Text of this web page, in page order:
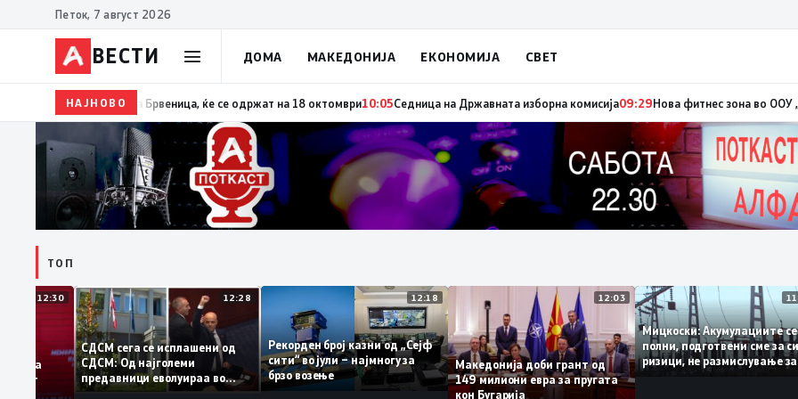
Петок, 7 август 2026
ВЕСТИ ДОМА МАКЕДОНИЈА ЕКОНОМИЈА СВЕТ
НАЈНОВО10:06Гаши ја потпиша одлуката за распишување предвремени избори за градоначалник на Брвеница, ќе се одржат на 18
ТОП
12:30
на
12:28
СДСМ сега се исплашени од
СДСМ: Од најголеми
предавници еволуираа во
најголеми патриоти
12:18
Рекорден број казни од „Сејф
сити“ во јули – најмногу за
брзо возење
12:03
Македонија доби грант од
149 милиони евра за пругата
кон Бугарија
Мицкоски:
полни, подготвени сме
ризици, не
поскапување на струјата